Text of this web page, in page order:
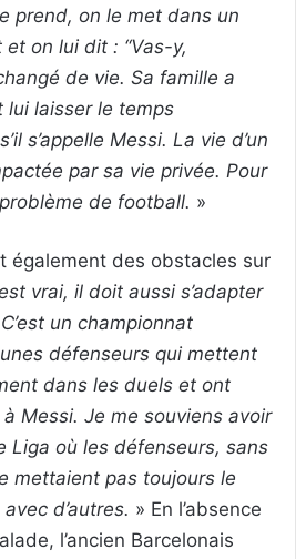
prend, on le met dans un
on lui dit : “Vas-y,
de vie. Sa famille a
lui laisser le temps
s’appelle Messi. La vie d’un
par sa vie privée. Pour
de football. »
également des obstacles sur
vrai, il doit aussi s’adapter
C’est un championnat
défenseurs qui mettent
dans les duels et ont
Messi. Je me souviens avoir
Liga où les défenseurs, sans
mettaient pas toujours le
d’autres. » En l’absence
l’ancien Barcelonais